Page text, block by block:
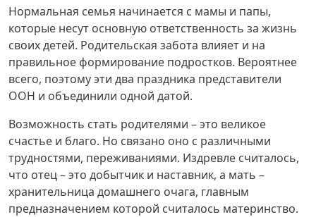
Нормальная семья начинается с мамы и папы,
которые несут основную ответственность за жизнь
своих детей. Родительская забота влияет и на
правильное формирование подростков. Вероятнее
всего, поэтому эти два праздника представители
ООН и объединили одной датой.
Возможность стать родителями – это великое
счастье и благо. Но связано оно с различными
трудностями, переживаниями. Издревле считалось,
что отец – это добытчик и наставник, а мать –
хранительница домашнего очага, главным
предназначением которой считалось материнство.